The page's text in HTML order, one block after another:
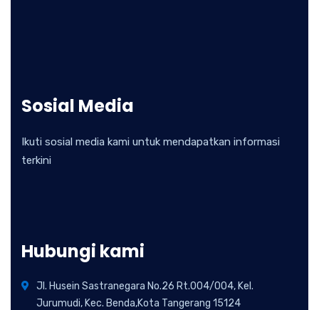
Sosial Media
Ikuti sosial media kami untuk mendapatkan informasi
terkini
Hubungi kami
Jl. Husein Sastranegara No.26 Rt.004/004, Kel.
Jurumudi, Kec. Benda,Kota Tangerang 15124